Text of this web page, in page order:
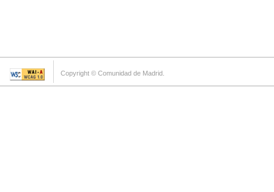
Copyright © Comunidad de Madrid.